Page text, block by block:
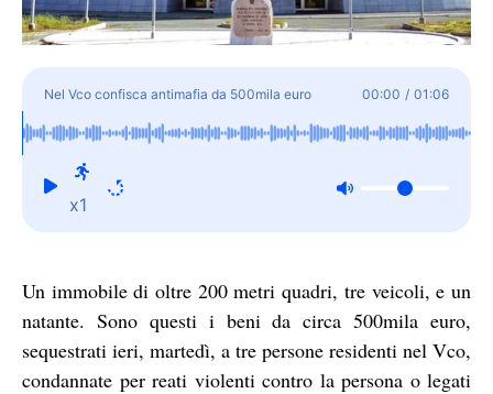
Nel Vco confisca antimafia da 500mila euro 00:00 / 01:06
x1
Un immobile di oltre 200 metri quadri, tre veicoli, e un
natante. Sono questi i beni da circa 500mila euro,
sequestrati ieri, martedì, a tre persone residenti nel Vco,
condannate per reati violenti contro la persona o legati